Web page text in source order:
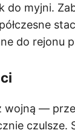
do myjni.
do rejonu
wojną —